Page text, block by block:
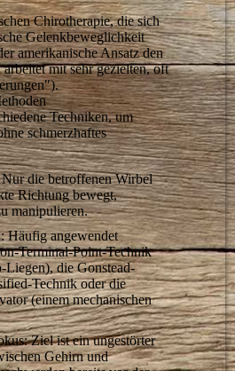
Chirotherapie, die sich
Gelenkbeweglichkeit
amerikanische Ansatz den
mit sehr gezielten, oft
Techniken, um
schmerzhaftes
die betroffenen Wirbel
Richtung bewegt,
manipulieren.
Häufig angewendet
Terminal-Point-Technik
Liegen), die Gonstead-
Technik oder die
(einem mechanischen
Ziel ist ein ungestörter
Gehirn und